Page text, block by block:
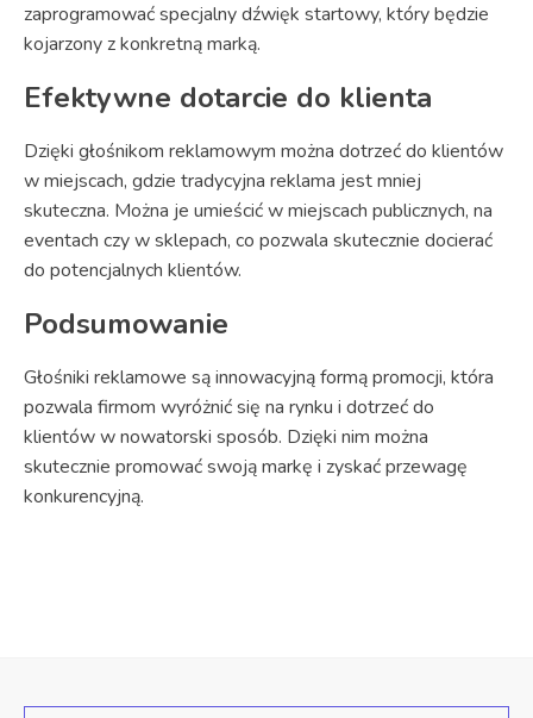
zaprogramować specjalny dźwięk startowy, który będzie
kojarzony z konkretną marką.
Efektywne dotarcie do klienta
Dzięki głośnikom reklamowym można dotrzeć do klientów
w miejscach, gdzie tradycyjna reklama jest mniej
skuteczna. Można je umieścić w miejscach publicznych, na
eventach czy w sklepach, co pozwala skutecznie docierać
do potencjalnych klientów.
Podsumowanie
Głośniki reklamowe są innowacyjną formą promocji, która
pozwala firmom wyróżnić się na rynku i dotrzeć do
klientów w nowatorski sposób. Dzięki nim można
skutecznie promować swoją markę i zyskać przewagę
konkurencyjną.